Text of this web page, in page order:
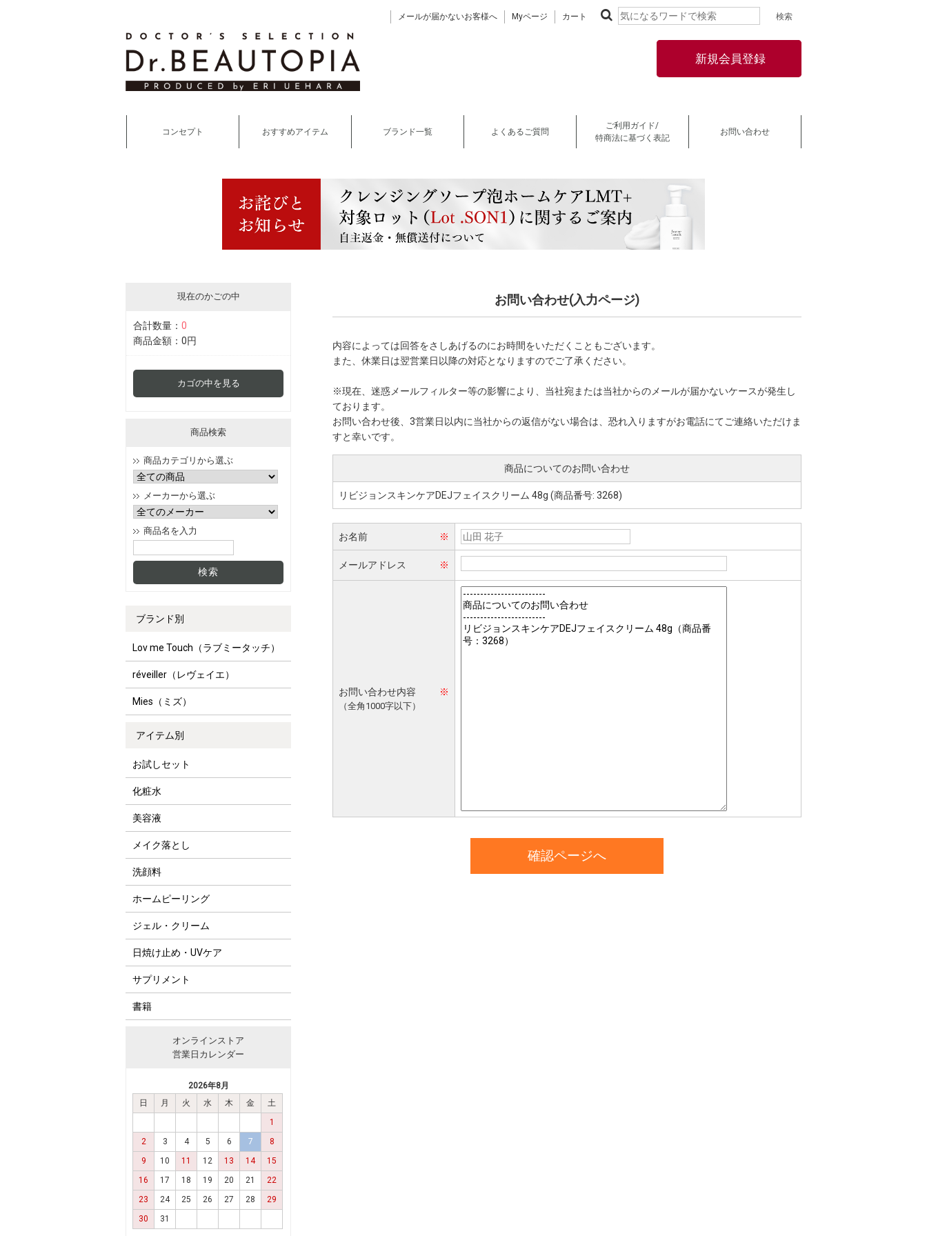
メールが届かないお客様へ Myページ カート
新規会員登録
コンセプト おすすめアイテム ブランド一覧 よくあるご質問
ご利用ガイド/
特商法に基づく表記
お問い合わせ
現在のかごの中
合計数量： 0
商品金額： 0円
カゴの中を見る
商品検索
商品カテゴリから選ぶ
メーカーから選ぶ
商品名を入力
ブランド別
Lov me Touch（ラブミータッチ）
réveiller（レヴェイエ）
Mies（ミズ）
アイテム別
お試しセット
化粧水
美容液
メイク落とし
洗顔料
ホームピーリング
ジェル・クリーム
日焼け止め・UVケア
サプリメント
書籍
オンラインストア
営業日カレンダー
2026年8月
日
月 火 水 木 金
土
1
2
3 4 5 6 7
8
9
10 11 12 13 14
15
16
17 18 19 20 21
22
23
24 25 26 27 28
29
30
31
お問い合わせ(入力ページ)
内容によっては回答をさしあげるのにお時間をいただくこともございます。
また、休業日は翌営業日以降の対応となりますのでご了承ください。
※現在、迷惑メールフィルター等の影響により、当社宛または当社からのメールが届かないケースが発生し
ております。
お問い合わせ後、3営業日以内に当社からの返信がない場合は、恐れ入りますがお電話にてご連絡いただけま
すと幸いです。
商品についてのお問い合わせ
リビジョンスキンケアDEJフェイスクリーム 48g (商品番号: 3268)
お名前 ※
メールアドレス ※
お問い合わせ内容 ※
（全角1000字以下）